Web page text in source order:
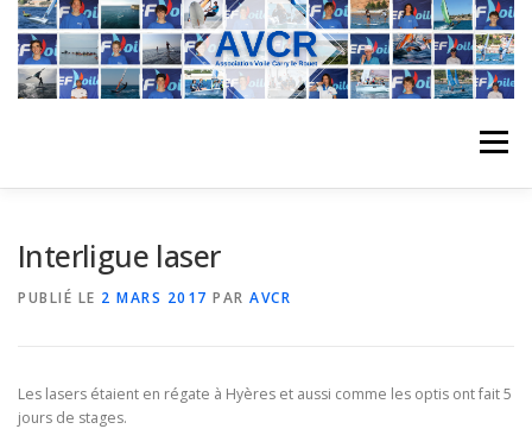
Aller
contenu
Menu
REGATES
Interligue laser
PUBLIÉ LE 2 MARS 2017 PAR AVCR
Les lasers étaient en régate à Hyères et aussi comme les optis ont fait 5
jours de stages.